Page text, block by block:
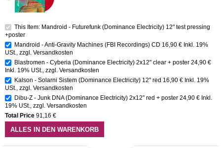
This Item: Mandroid - Futurefunk (Dominance Electricity) 12" test pressing
+poster
Mandroid - Anti-Gravity Machines (FBI Recordings) CD 16,90 € Inkl. 19%
USt., zzgl. Versandkosten
Blastromen - Cyberia (Dominance Electricity) 2x12" clear + poster 24,90 €
Inkl. 19% USt., zzgl. Versandkosten
Kalson - Solarni Sistem (Dominance Electricity) 12" red 16,90 € Inkl. 19%
USt., zzgl. Versandkosten
Dibu-Z - Junk DNA (Dominance Electricity) 2x12" red + poster 24,90 € Inkl.
19% USt., zzgl. Versandkosten
Total Price 91,16 €
ALLES IN DEN WARENKORB